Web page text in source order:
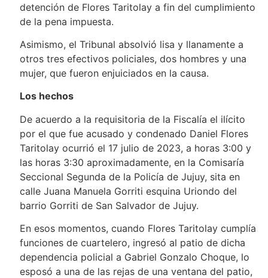
detención de Flores Taritolay a fin del cumplimiento
de la pena impuesta.
Asimismo, el Tribunal absolvió lisa y llanamente a
otros tres efectivos policiales, dos hombres y una
mujer, que fueron enjuiciados en la causa.
Los hechos
De acuerdo a la requisitoria de la Fiscalía el ilícito
por el que fue acusado y condenado Daniel Flores
Taritolay ocurrió el 17 julio de 2023, a horas 3:00 y
las horas 3:30 aproximadamente, en la Comisaría
Seccional Segunda de la Policía de Jujuy, sita en
calle Juana Manuela Gorriti esquina Uriondo del
barrio Gorriti de San Salvador de Jujuy.
En esos momentos, cuando Flores Taritolay cumplía
funciones de cuartelero, ingresó al patio de dicha
dependencia policial a Gabriel Gonzalo Choque, lo
esposó a una de las rejas de una ventana del patio,